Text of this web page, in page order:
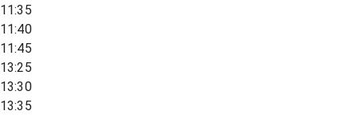
11:35
11:40
11:45
13:25
13:30
13:35